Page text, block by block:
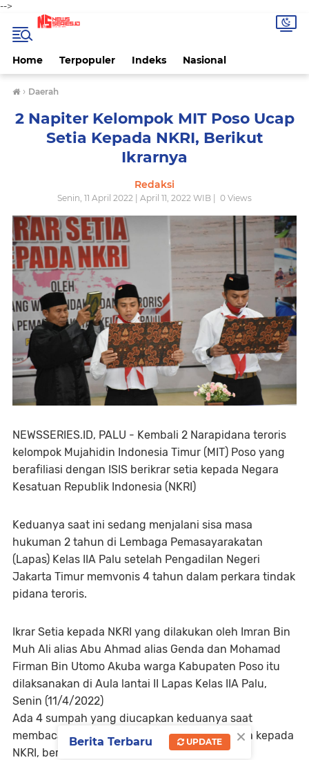
-->
Home Terpopuler Indeks Nasional
› Daerah
2 Napiter Kelompok MIT Poso Ucap
Setia Kepada NKRI, Berikut
Ikrarnya
Redaksi
Senin, 11 April 2022 | April 11, 2022 WIB | 0 Views
NEWSSERIES.ID, PALU - Kembali 2 Narapidana teroris
kelompok Mujahidin Indonesia Timur (MIT) Poso yang
berafiliasi dengan ISIS berikrar setia kepada Negara
Kesatuan Republik Indonesia (NKRI)
Keduanya saat ini sedang menjalani sisa masa
hukuman 2 tahun di Lembaga Pemasayarakatan
(Lapas) Kelas IIA Palu setelah Pengadilan Negeri
Jakarta Timur memvonis 4 tahun dalam perkara tindak
pidana teroris.
Ikrar Setia kepada NKRI yang dilakukan oleh Imran Bin
Muh Ali alias Abu Ahmad alias Genda dan Mohamad
Firman Bin Utomo Akuba warga Kabupaten Poso itu
dilaksanakan di Aula lantai II Lapas Kelas IIA Palu,
Senin (11/4/2022)
Ada 4 sumpah yang diucapkan keduanya saat
membacakan ikrar secara serentak untuk setia kepada
NKRI, berikut bunyi sumpah tersebut.
×
Berita Terbaru UPDATE